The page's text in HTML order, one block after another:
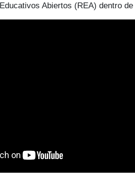
Abiertos (REA) dentro